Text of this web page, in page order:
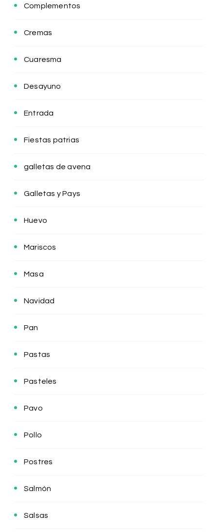
Complementos
Cremas
Cuaresma
Desayuno
Entrada
Fiestas patrias
galletas de avena
Galletas y Pays
Huevo
Mariscos
Masa
Navidad
Pan
Pastas
Pasteles
Pavo
Pollo
Postres
Salmón
Salsas